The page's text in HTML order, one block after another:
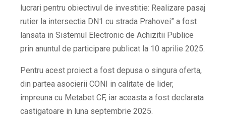
lucrari pentru obiectivul de investitie: Realizare pasaj
rutier la intersectia DN1 cu strada Prahovei” a fost
lansata in Sistemul Electronic de Achizitii Publice
prin anuntul de participare publicat la 10 aprilie 2025.
Pentru acest proiect a fost depusa o singura oferta,
din partea asocierii CONI in calitate de lider,
impreuna cu Metabet CF, iar aceasta a fost declarata
castigatoare in luna septembrie 2025.